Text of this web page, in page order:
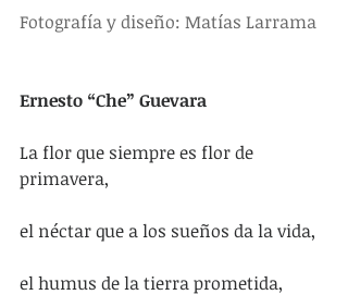
Fotografía y diseño: Matías Larrama
Ernesto “Che” Guevara
La flor que siempre es flor de
primavera,
el néctar que a los sueños da la vida,
el humus de la tierra prometida,